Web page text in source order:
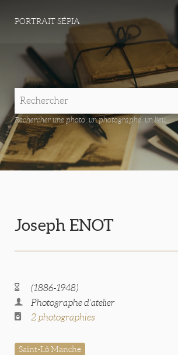
PORTRAIT SÉPIA
Rechercher une photo, un photographe, un lieu...
Joseph ENOT
(1886-1948)
Photographe d'atelier
2 photographies
Saint-Lô Manche